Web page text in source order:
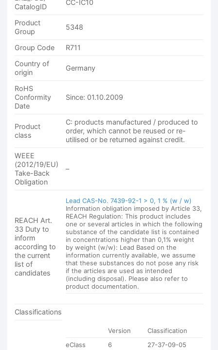
CatalogID
CC-IC10
Product
Group
5348
Group Code
R711
Country of
origin
Germany
RoHS
Conformity
Date
Since: 01.10.2009
Product
class
C: products manufactured / produced to
order, which cannot be reused or re-
utilised or be returned against credit.
WEEE
(2012/19/EU)
Take-Back
Obligation
–
REACH Art.
33 Duty to
inform
according to
the current
list of
candidates
Lead CAS-No. 7439-92-1 > 0, 1 % (w / w)
Information obligation imposed by Article 33,
REACH Regulation: This product includes
one or several articles in which the following
substance of the candidate list is contained
in concentrations higher than 0,1% weight
by weight (w/w): Lead Based on the
information currently available, we assume
that these substances do not pose any risk
if the articles are used as intended
(including disposal). Please also refer to
product documentation.
Classifications
Version
Classification
eClass
6
27-37-09-05